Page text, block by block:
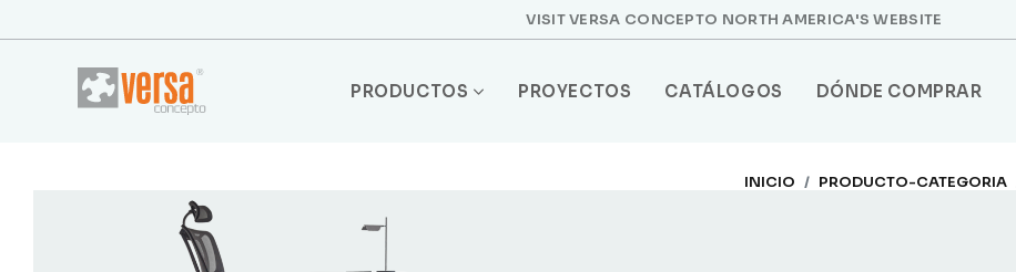
VISIT VERSA CONCEPTO NORTH AMERICA'S WEBSITE
PRODUCTOS PROYECTOS CATÁLOGOS DÓNDE COMPRAR
INICIO PRODUCTO-CATEGORIA